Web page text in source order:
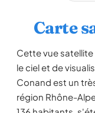
Carte
Cette vue
le ciel et de
Conand est un
région Rhône-